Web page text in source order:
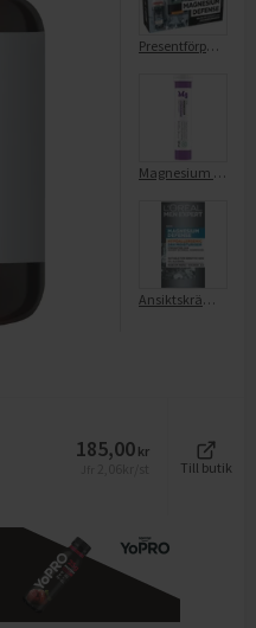
Presentförpackning Men Expert Magnesium Defense
Magnesium Brustablett 20-P
Ansiktskräm Magnesium Defence Hypoallergenic
185,00 kr
Till butik